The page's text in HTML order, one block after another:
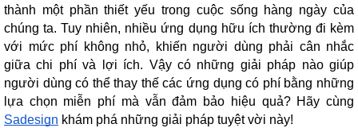
thành một phần thiết yếu trong cuộc sống hàng ngày của
chúng ta. Tuy nhiên, nhiều ứng dụng hữu ích thường đi kèm
với mức phí không nhỏ, khiến người dùng phải cân nhắc
giữa chi phí và lợi ích. Vậy có những giải pháp nào giúp
người dùng có thể thay thế các ứng dụng có phí bằng những
lựa chọn miễn phí mà vẫn đảm bảo hiệu quả? Hãy cùng
Sadesign khám phá những giải pháp tuyệt vời này!